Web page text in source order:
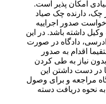
امکان پذیر است.
صدور چک، دارنده چک صیاد
صدور اجراییه
داشته باشد. در این
دادگاه در صورت
اقدام به صدور
بدون نیاز به طی کردن
در دست داشتن این
مراجعه و برای وصول
نحوه دریافت دسته